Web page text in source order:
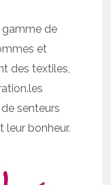
gamme de
et
des textiles,
senteurs
bonheur.